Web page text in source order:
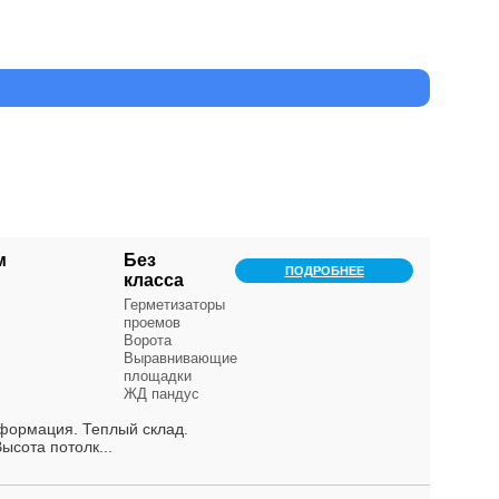
Без
класса
Герметизаторы
проемов
Ворота
Выравнивающие
площадки
ЖД пандус
Теплый склад.
потолк...
ПОДРОБНЕЕ